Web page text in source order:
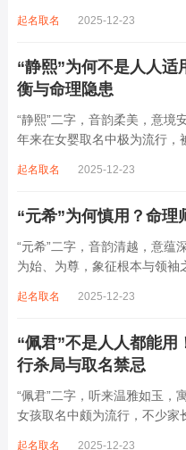
增心力。细察“睿雅”之局，实
起名取名 2025-12-23
“静熙”为何不是人人
衡与命理隐患
“静熙”二字，音韵柔美，意境
年来在女婴取名中极为流行，
象，实藏金水偏寒、火气受制
起名取名 2025-12-23
“元希”为何慎用？命
“元希”二字，音韵清越，意蕴
为始、为尊，象征根本与领袖
象。然姓名非止文雅，实为命
起名取名 2025-12-23
“佩君”不是人人都能
行杀局与取名禁忌
“佩君”二字，听来温雅如玉，
女孩取名中颇为流行，不少家
起名取名 2025-12-23